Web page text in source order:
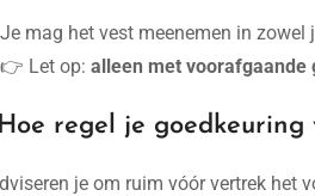
Je mag het vest meenemen in zowel
👉 Let op: alleen met voorafgaande
regel je goedkeuring
je om ruim vóór vertrek het